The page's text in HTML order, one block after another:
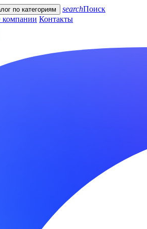
по категориям searchПоиск
Контакты